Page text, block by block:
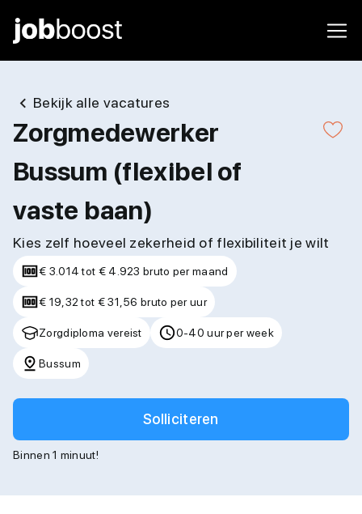
Bekijk alle vacatures
Zorgmedewerker
Bussum (flexibel of
vaste baan)
Kies zelf hoeveel zekerheid of flexibiliteit je wilt
€ 3.014 tot € 4.923 bruto per maand
€ 19,32 tot € 31,56 bruto per uur
Zorgdiploma vereist 0-40 uur per week
Bussum
Solliciteren
Binnen 1 minuut!